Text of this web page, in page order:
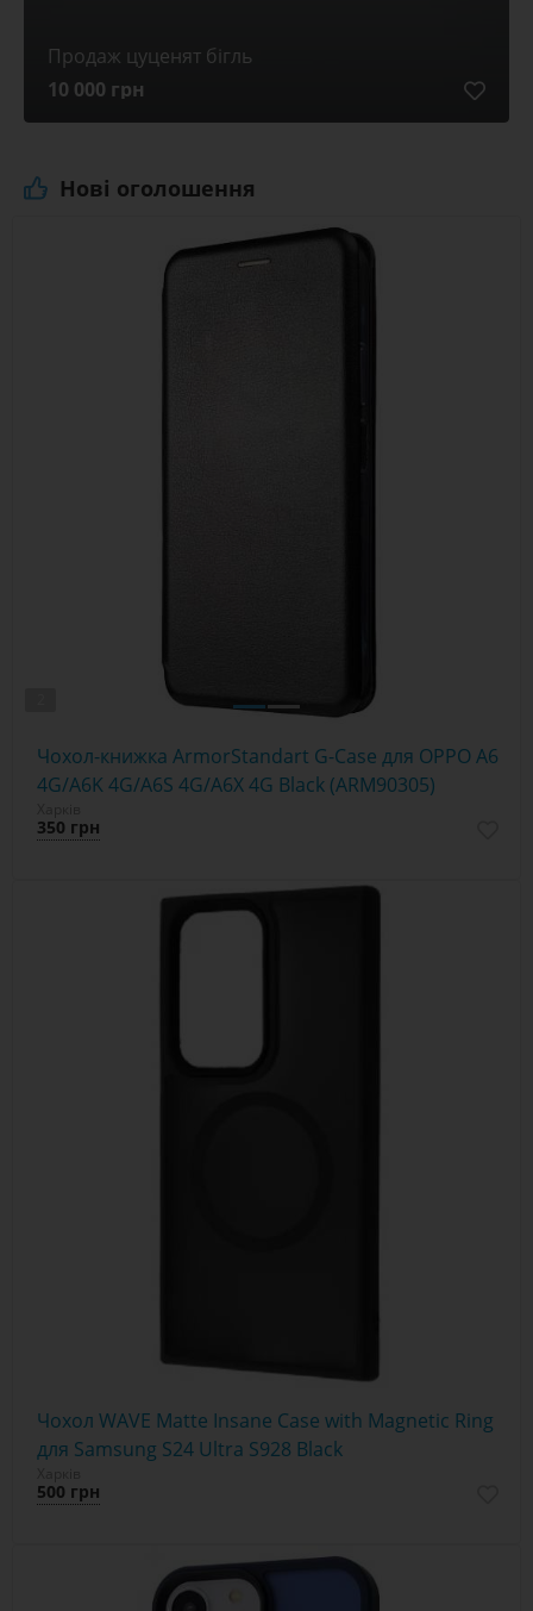
Продаж цуценят бігль
10 000 грн
Нові оголошення
Чохол-книжка ArmorStandart G-Case для OPPO A6
4G/A6K 4G/A6S 4G/A6X 4G Black (ARM90305)
350 грн
Чохол WAVE Matte Insane Case with Magnetic Ring
для Samsung S24 Ultra S928 Black
500 грн